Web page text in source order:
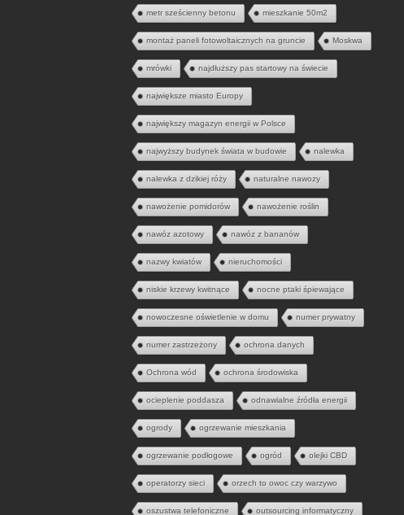
metr sześcienny betonu mieszkanie 50m2
montaż paneli fotowoltaicznych na gruncie Moskwa
mrówki najdłuższy pas startowy na świecie
największe miasto Europy
największy magazyn energii w Polsce
najwyższy budynek świata w budowie nalewka
nalewka z dzikiej róży naturalne nawozy
nawożenie pomidorów nawożenie roślin
nawóz azotowy nawóz z bananów
nazwy kwiatów nieruchomości
niskie krzewy kwitnące nocne ptaki śpiewające
nowoczesne oświetlenie w domu numer prywatny
numer zastrzeżony ochrona danych
Ochrona wód ochrona środowiska
ocieplenie poddasza odnawialne źródła energii
ogrody ogrzewanie mieszkania
ogrzewanie podłogowe ogród olejki CBD
operatorzy sieci orzech to owoc czy warzywo
oszustwa telefoniczne outsourcing informatyczny